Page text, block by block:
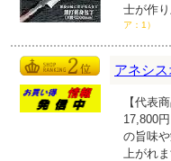
士が作
ア：1）
アネシ
【代表
17,800
の旨味
上がれ